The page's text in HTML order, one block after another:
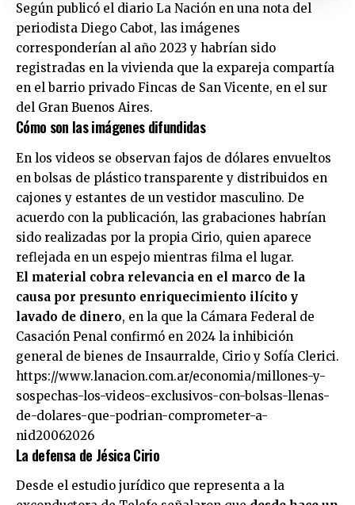
Según publicó el diario La Nación en una nota del
periodista Diego Cabot, las imágenes
corresponderían al año 2023 y habrían sido
registradas en la vivienda que la expareja compartía
en el barrio privado Fincas de San Vicente, en el sur
del Gran Buenos Aires.
Cómo son las imágenes difundidas
En los videos se observan fajos de dólares envueltos
en bolsas de plástico transparente y distribuidos en
cajones y estantes de un vestidor masculino. De
acuerdo con la publicación, las grabaciones habrían
sido realizadas por la propia Cirio, quien aparece
reflejada en un espejo mientras filma el lugar.
El material cobra relevancia en el marco de la
causa por presunto enriquecimiento ilícito y
lavado de dinero, en la que la Cámara Federal de
Casación Penal confirmó en 2024 la inhibición
general de bienes de Insaurralde, Cirio y Sofía Clerici.
https://www.lanacion.com.ar/economia/millones-y-
sospechas-los-videos-exclusivos-con-bolsas-llenas-
de-dolares-que-podrian-comprometer-a-
nid20062026
La defensa de Jésica Cirio
Desde el estudio jurídico que representa a la